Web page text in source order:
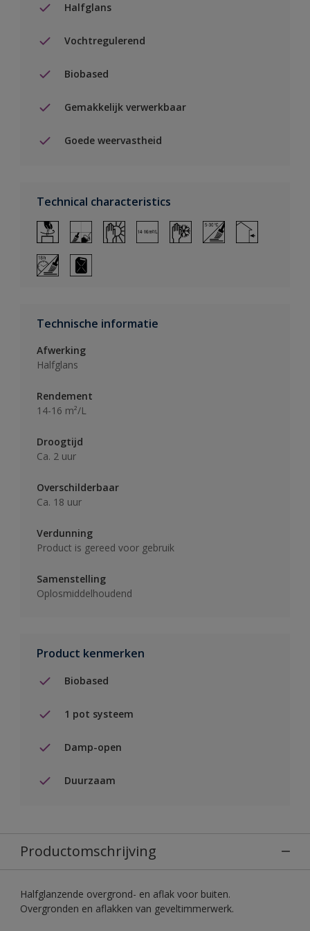
Halfglans
Vochtregulerend
Biobased
Gemakkelijk verwerkbaar
Goede weervastheid
Technical characteristics
Technische informatie
Afwerking
Halfglans
Rendement
14-16 m²/L
Droogtijd
Ca. 2 uur
Overschilderbaar
Ca. 18 uur
Verdunning
Product is gereed voor gebruik
Samenstelling
Oplosmiddelhoudend
Product kenmerken
Biobased
1 pot systeem
Damp-open
Duurzaam
Productomschrijving
Halfglanzende overgrond- en aflak voor buiten.
Overgronden en aflakken van geveltimmerwerk.